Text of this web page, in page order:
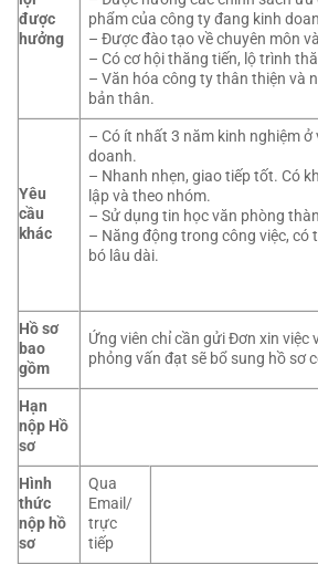
được
hưởng
phẩm của công ty đang kinh
– Được đào tạo về chuyên môn
– Có cơ hội thăng tiến, lộ trình
– Văn hóa công ty thân thiện và
bản thân.
Yêu
cầu
khác
– Có ít nhất 3 năm kinh nghiệm ở
doanh.
– Nhanh nhẹn, giao tiếp tốt. Có
lập và theo nhóm.
– Sử dụng tin học văn phòng
– Năng động trong công việc, có
bó lâu dài.
Hồ sơ
bao
gồm
Ứng viên chỉ cần gửi Đơn xin việc
phỏng vấn đạt sẽ bổ sung hồ sơ
Hạn
nộp Hồ
sơ
Hình
thức
nộp hồ
sơ
Qua
Email/
trực
tiếp